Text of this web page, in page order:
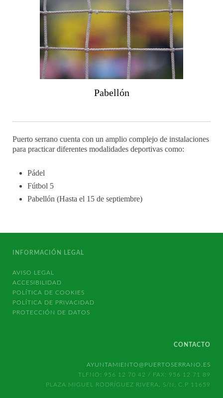
Pabellón
Puerto serrano cuenta con un amplio complejo de instalaciones
para practicar diferentes modalidades deportivas como:
Pádel
Fútbol 5
Pabellón (Hasta el 15 de septiembre)
INFORMACIÓN LEGAL
AVISO LEGAL
ACCESIBILIDAD
POLÍTICA DE COOKIES
POLÍTICA DE PRIVACIDAD
PROTECCIÓN DE DATOS
CONTACTO
AYUNTAMIENTO@PUERTOSERRANO.ES
TLFNO: 956 12 70 42 / FAX: 956 12 71 89
PLAZA MIGUEL RODRÍGUEZ RIVERA, S/N, C.P 11659